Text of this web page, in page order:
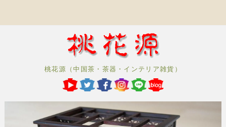
桃花源（中国茶・茶器・インテリア雑貨）